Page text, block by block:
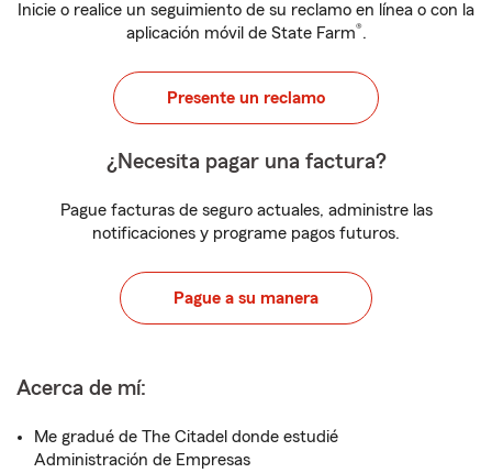
Inicie o realice un seguimiento de su reclamo en línea o con la
aplicación móvil de State Farm®.
Presente un reclamo
¿Necesita pagar una factura?
Pague facturas de seguro actuales, administre las
notificaciones y programe pagos futuros.
Pague a su manera
Acerca de mí:
Me gradué de The Citadel donde estudié
Administración de Empresas